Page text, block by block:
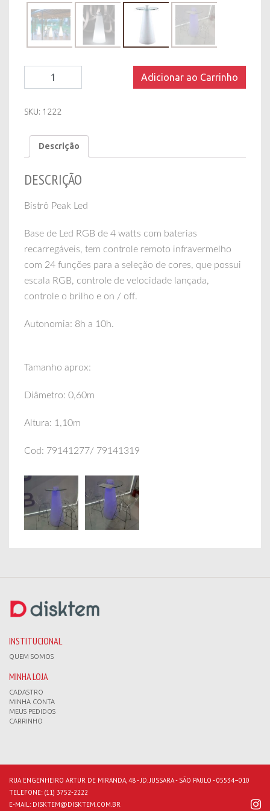
quantity
Adicionar ao Carrinho
SKU: 1222
Descrição
DESCRIÇÃO
Bistrô Peak Led
Base de Led RGB de 4 watts com baterias
recarregáveis, tem controle remoto infravermelho
com 24 funções para a seleção de cores, que possui
escala RGB, controle de velocidade lançada,
controle o brilho e on / off.
Autonomia: 8h a 10h.
Tamanho aprox:
Diâmetro: 0,60m
Altura: 1,10m
Cod: 79141277/ 79141319
INSTITUCIONAL
QUEM SOMOS
MINHA LOJA
CADASTRO
MINHA CONTA
MEUS PEDIDOS
CARRINHO
RUA ENGENHEIRO ARTUR DE MIRANDA, 48 - JD. JUSSARA - SÃO PAULO - 05534–010
TELEFONE: (11) 3752-2222
E-MAIL: DISKTEM@DISKTEM.COM.BR